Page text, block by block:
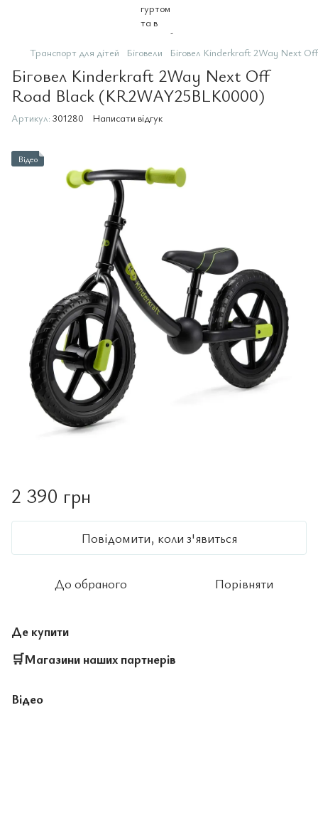
Транспорт для дітей Біговели Біговел Kinderkraft 2Way Next
Біговел Kinderkraft 2Way Next Off
Road Black (KR2WAY25BLK0000)
Артикул: 301280 Написати відгук
Відео
2 390 грн
Повідомити, коли з'явиться
До обраного Порівняти
Де купити
🛒Магазини наших партнерів
Відео